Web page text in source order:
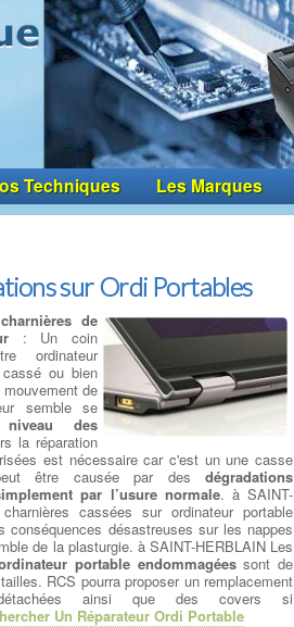
Techniques Les Marques
sur Ordi Portables
de
: Un coin
ordinateur
ou bien
de
semble se
des
la réparation
est nécessaire car c'est un une casse
être causée par des dégradations
par l’usure normale. à SAINT-
cassées sur ordinateur portable
conséquences désastreuses sur les nappes
de la plasturgie. à SAINT-HERBLAIN Les
portable endommagéessont de
RCS pourra proposer un remplacement
ainsi que des covers si
Un Réparateur Ordi Portable